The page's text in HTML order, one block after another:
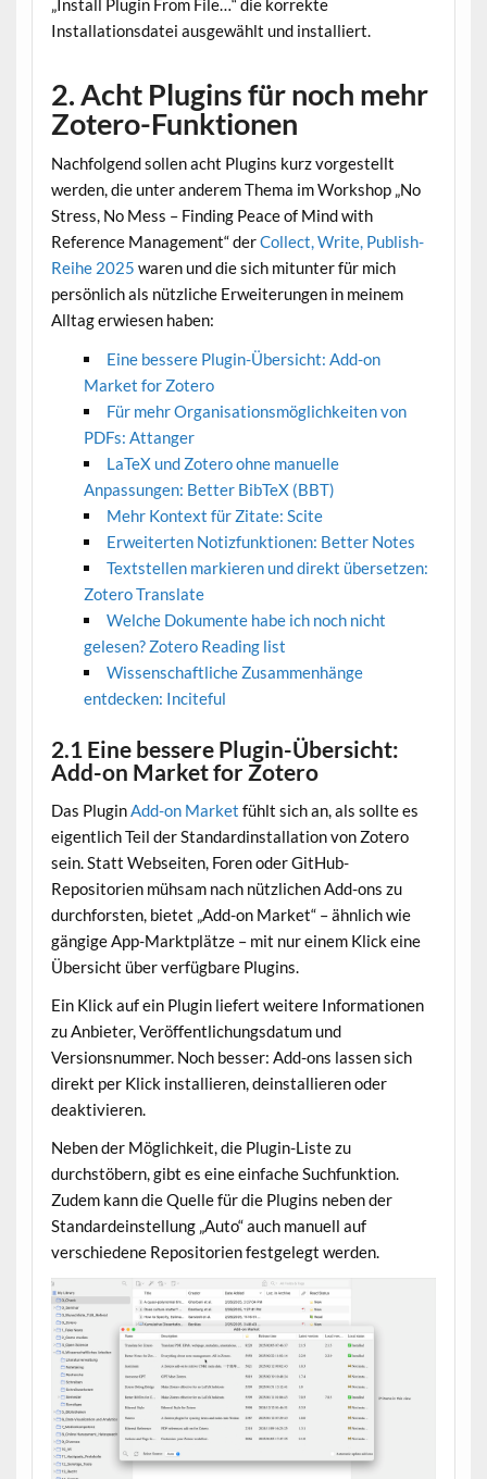
„Install Plugin From File…“ die korrekte
Installationsdatei ausgewählt und installiert.
2. Acht Plugins für noch mehr
Zotero-Funktionen
Nachfolgend sollen acht Plugins kurz vorgestellt
werden, die unter anderem Thema im Workshop „No
Stress, No Mess – Finding Peace of Mind with
Reference Management“ derCollect, Write, Publish-
Reihe 2025 waren und die sich mitunter für mich
persönlich als nützliche Erweiterungen in meinem
Alltag erwiesen haben:
Eine bessere Plugin-Übersicht: Add-on
Market for Zotero
Für mehr Organisationsmöglichkeiten von
PDFs: Attanger
LaTeX und Zotero ohne manuelle
Anpassungen: Better BibTeX (BBT)
Mehr Kontext für Zitate: Scite
Erweiterten Notizfunktionen: Better Notes
Textstellen markieren und direkt übersetzen:
Zotero Translate
Welche Dokumente habe ich noch nicht
gelesen? Zotero Reading list
Wissenschaftliche Zusammenhänge
entdecken: Inciteful
2.1 Eine bessere Plugin-Übersicht:
Add-on Market for Zotero
Das Plugin Add-on Market fühlt sich an, als sollte es
eigentlich Teil der Standardinstallation von Zotero
sein. Statt Webseiten, Foren oder GitHub-
Repositorien mühsam nach nützlichen Add-ons zu
durchforsten, bietet „Add-on Market“ – ähnlich wie
gängige App-Marktplätze – mit nur einem Klick eine
Übersicht über verfügbare Plugins.
Ein Klick auf ein Plugin liefert weitere Informationen
zu Anbieter, Veröffentlichungsdatum und
Versionsnummer. Noch besser: Add-ons lassen sich
direkt per Klick installieren, deinstallieren oder
deaktivieren.
Neben der Möglichkeit, die Plugin-Liste zu
durchstöbern, gibt es eine einfache Suchfunktion.
Zudem kann die Quelle für die Plugins neben der
Standardeinstellung „Auto“ auch manuell auf
verschiedene Repositorien festgelegt werden.